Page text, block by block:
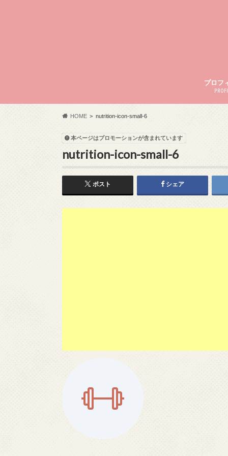
プロフ
HOME nutrition-icon-small-6
本ページはプロモーションが含まれています
nutrition-icon-small-6
ポスト シェア